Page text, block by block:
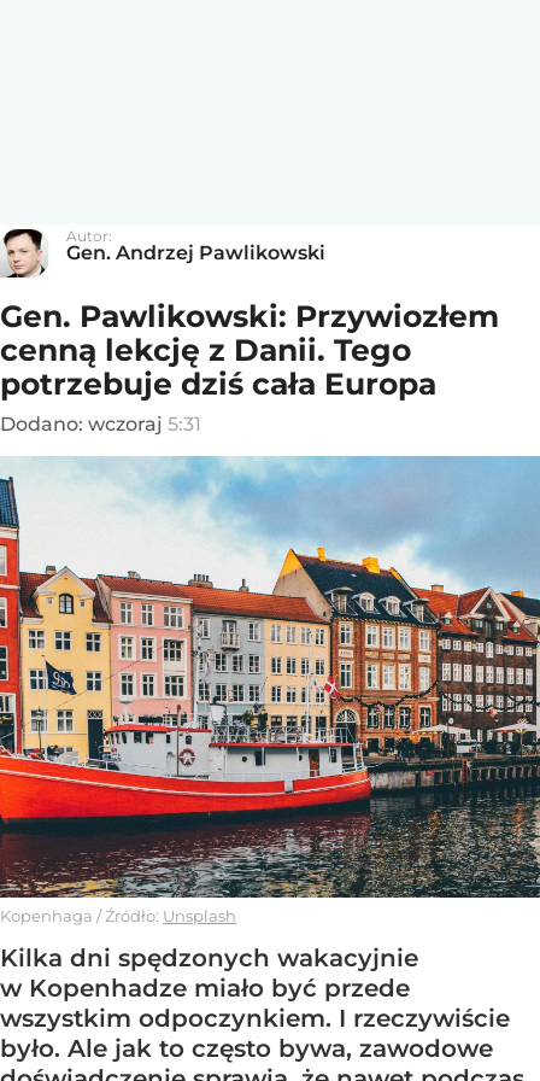
Autor:
Gen. Andrzej Pawlikowski
Gen. Pawlikowski: Przywiozłem
cenną lekcję z Danii. Tego
potrzebuje dziś cała Europa
Dodano: wczoraj 5:31
Kopenhaga / Źródło: Unsplash
Kilka dni spędzonych wakacyjnie
w Kopenhadze miało być przede
wszystkim odpoczynkiem. I rzeczywiście
było. Ale jak to często bywa, zawodowe